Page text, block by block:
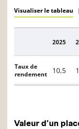
Visualiser le tableau |
Description
2025
Taux de
rendement
10,5
Valeur d'un